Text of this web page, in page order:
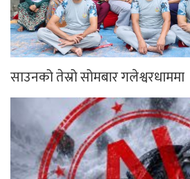
साउनको तेस्रो सोमबार गलेश्वरधाममा